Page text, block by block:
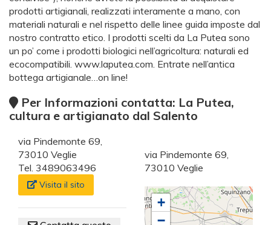
prodotti artigianali, realizzati interamente a mano, con
materiali naturali e nel rispetto delle linee guida imposte dal
nostro contratto etico. I prodotti scelti da La Putea sono
un po’ come i prodotti biologici nell’agricoltura: naturali ed
ecocompatibili. www.laputea.com. Entrate nell’antica
bottega artigianale…on line!
Per Informazioni contatta: La Putea,
cultura e artigianato dal Salento
via Pindemonte 69,
73010 Veglie
Tel. 3489063496
Visita il sito
via Pindemonte 69,
73010 Veglie
+
−